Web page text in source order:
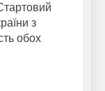
з
обох